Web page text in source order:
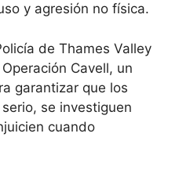
y agresión no física.
de Thames Valley
Cavell, un
garantizar que los
se investiguen
cuando